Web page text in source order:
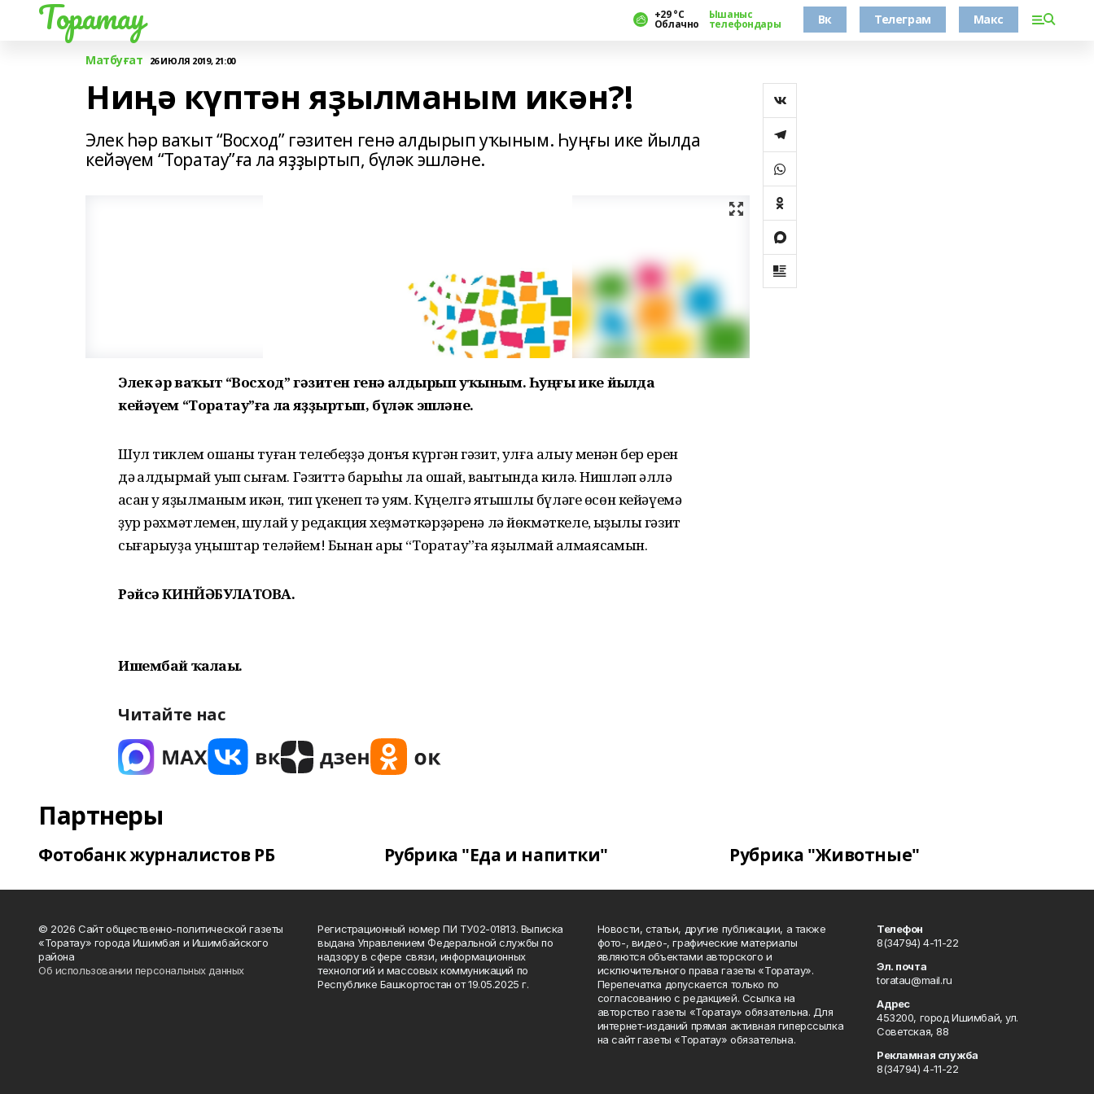
Торатау +29 °С
Облачно
Ышаныс
телефондары Вк Телеграм Макс
Матбуғат 26 ИЮЛЯ 2019, 21:00
Ниңә күптән яҙылманым икән?!
Элек һәр ваҡыт “Восход” гәзитен генә алдырып уҡыным. Һуңғы ике йылда
кейәүем “Торатау”ға ла яҙҙыртып, бүләк эшләне.
Элек һәр ваҡыт “Восход” гәзитен генә алдырып уҡыным. Һуңғы ике йылда
кейәүем “Торатау”ға ла яҙҙыртып, бүләк эшләне.
Шул тиклем оҡшаны туған телебеҙҙә донъя күргән гәзит, ҡулға алыу менән бер ерен
дә ҡалдырмай уҡып сығам. Гәзиттә барыһы ла оҡшай, ваҡытында килә. Нишләп әллә
ҡасан уҡ яҙылманым икән, тип үкенеп тә ҡуям. Күңелгә ятышлы бүләге өсөн кейәүемә
ҙур рәхмәтлемен, шулай уҡ редакция хеҙмәткәрҙәренә лә йөкмәткеле, ҡыҙыҡлы гәзит
сығарыуҙа уңыштар теләйем! Бынан ары “Торатау”ға яҙылмай ҡалмаясаҡмын.
Рәйсә КИНЙӘБУЛАТОВА.
Ишембай ҡалаһы.
Читайте нас
Партнеры
Фотобанк журналистов РБ Рубрика "Еда и напитки" Рубрика "Животные"
© 2026 Сайт общественно-политической газеты
«Торатау» города Ишимбая и Ишимбайского
района
Об использовании персональных данных
Регистрационный номер ПИ ТУ02-01813. Выписка
выдана Управлением Федеральной службы по
надзору в сфере связи, информационных
технологий и массовых коммуникаций по
Республике Башкортостан от 19.05.2025 г.
Новости, статьи, другие публикации, а также
фото-, видео-, графические материалы
являются объектами авторского и
исключительного права газеты «Торатау».
Перепечатка допускается только по
согласованию с редакцией. Ссылка на
авторство газеты «Торатау» обязательна. Для
интернет-изданий прямая активная гиперссылка
на сайт газеты «Торатау» обязательна.
Телефон
8(34794) 4-11-22
Эл. почта
toratau@mail.ru
Адрес
453200, город Ишимбай, ул.
Советская, 88
Рекламная служба
8(34794) 4-11-22